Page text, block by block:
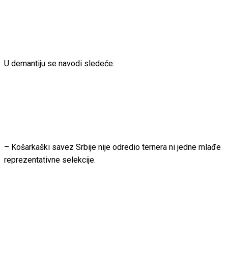
U demantiju se navodi sledeće:
– Košarkaški savez Srbije nije odredio ternera ni jedne mlađe
reprezentativne selekcije.